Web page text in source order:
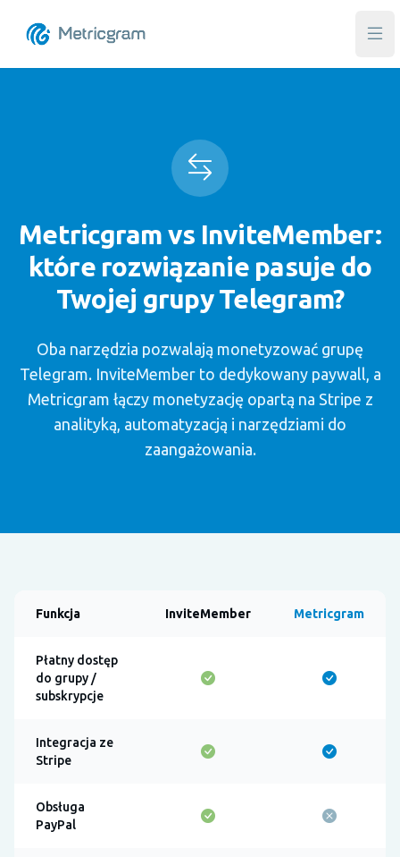
Metricgram vs InviteMember:
które rozwiązanie pasuje do
Twojej grupy Telegram?
Oba narzędzia pozwalają monetyzować grupę
Telegram. InviteMember to dedykowany paywall, a
Metricgram łączy monetyzację opartą na Stripe z
analityką, automatyzacją i narzędziami do
zaangażowania.
Funkcja InviteMember Metricgram
Płatny dostęp
do grupy /
subskrypcje
Integracja ze
Stripe
Obsługa
PayPal